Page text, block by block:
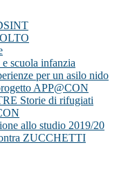
scuola infanzia
per un asilo nido
APP@CON
Storie di rifugiati
allo studio 2019/20
ZUCCHETTI